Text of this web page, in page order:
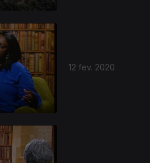
12 fev. 2020